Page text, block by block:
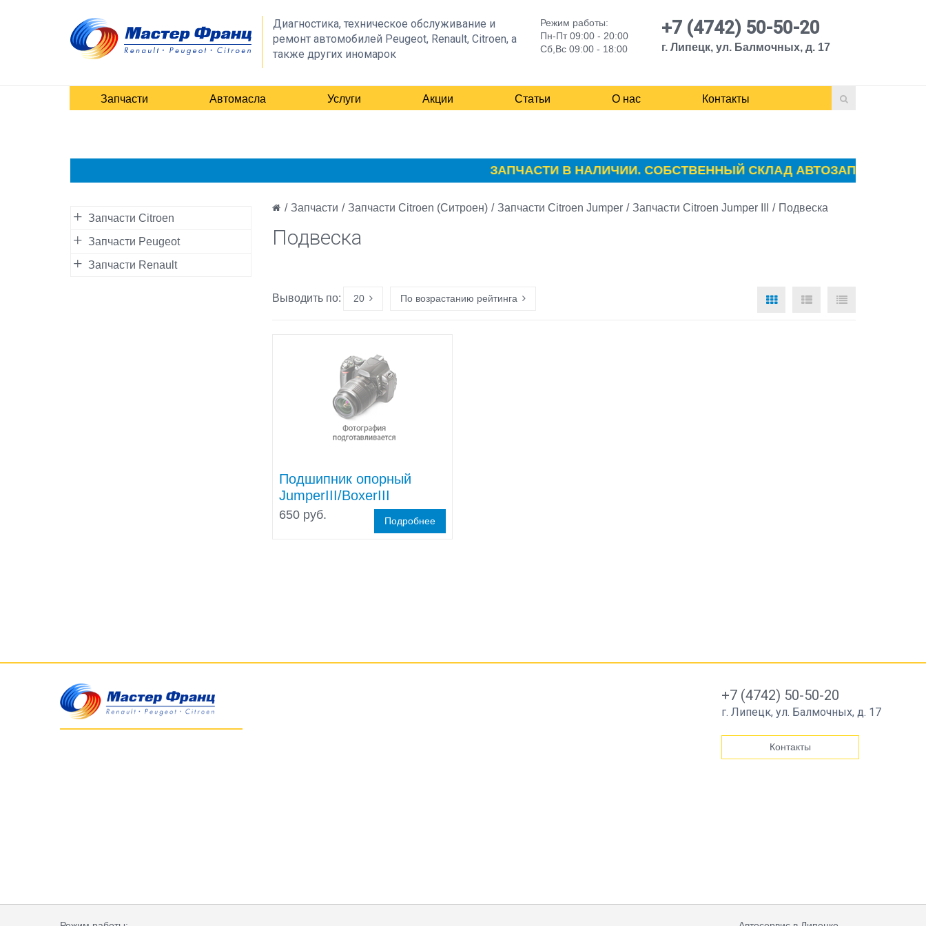
Диагностика, техническое обслуживание и
ремонт автомобилей Peugeot, Renault, Citroen, а
также других иномарок
Режим работы:
Пн-Пт 09:00 - 20:00
Сб,Вс 09:00 - 18:00
+7 (4742) 50-50-20
г. Липецк, ул. Балмочных, д. 17
Запчасти Автомасла Услуги Акции Статьи О нас Контакты
ЗАПЧАСТИ В НАЛИЧИИ. СОБСТВЕННЫЙ СКЛАД АВТОЗАПЧАСТЕЙ ПЕЖО
/ Запчасти / Запчасти Citroen (Ситроен) / Запчасти Citroen Jumper / Запчасти Citroen Jumper III / Подвеска
Подвеска
Выводить по: 20 По возрастанию рейтинга
Подшипник опорный
JumperIII/BoxerIII
650 руб. Подробнее
Запчасти Citroen
Запчасти Peugeot
Запчасти Renault
+7 (4742) 50-50-20
г. Липецк, ул. Балмочных, д. 17
Контакты